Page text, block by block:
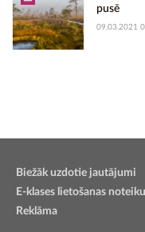
pusē
09.03.2021
Biežāk uzdotie jautājumi
E-klases lietošanas
Reklāma